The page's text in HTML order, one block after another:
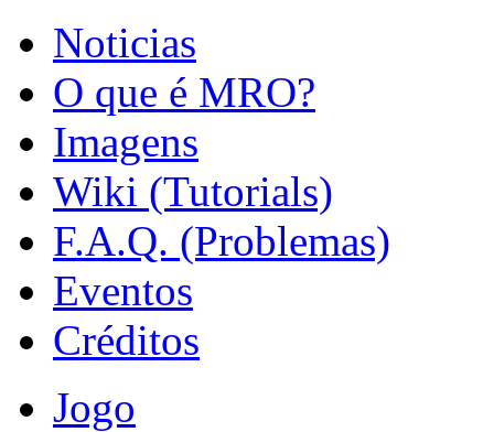
Noticias
O que é MRO?
Imagens
Wiki (Tutorials)
F.A.Q. (Problemas)
Eventos
Créditos
Jogo